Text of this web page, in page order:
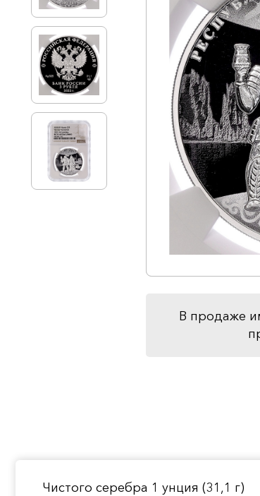
В продаже
Чистого серебра 1 унция (31,1 г)